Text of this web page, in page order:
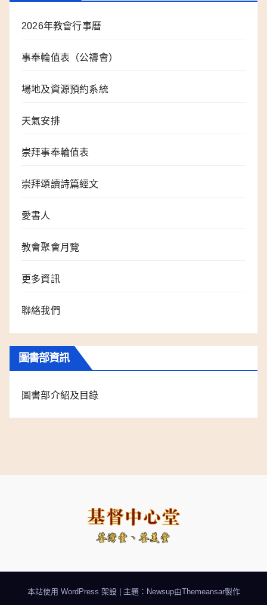
2026年教會行事曆
事奉輪值表（公禱會）
場地及資源預約系統
天氣安排
崇拜事奉輪值表
崇拜頌讀詩篇經文
愛書人
教會聚會月覽
更多資訊
聯絡我們
圖書部資訊
圖書部介紹及目錄
本站使用 WordPress 架設 主題：Newsup由Themeansar製作